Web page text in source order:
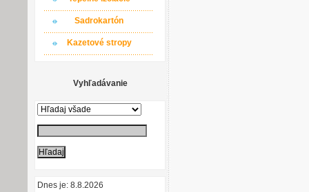
Sadrokartón
Kazetové stropy
Vyhľadávanie
Dnes je: 8.8.2026